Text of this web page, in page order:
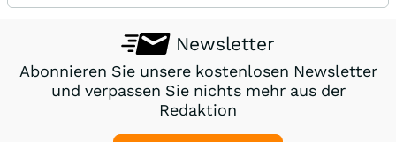
Newsletter
Abonnieren Sie unsere kostenlosen Newsletter
und verpassen Sie nichts mehr aus der
Redaktion